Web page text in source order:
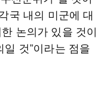
국 내의 미군에 대
논의가 있을 것이
것”이라는 점을